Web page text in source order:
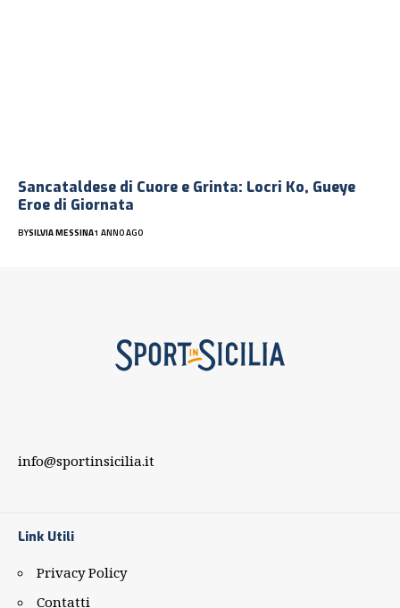
Sancataldese di Cuore e Grinta: Locri Ko, Gueye
Eroe di Giornata
BYSILVIA MESSINA1 ANNO AGO
info@sportinsicilia.it
Link Utili
Privacy Policy
Contatti